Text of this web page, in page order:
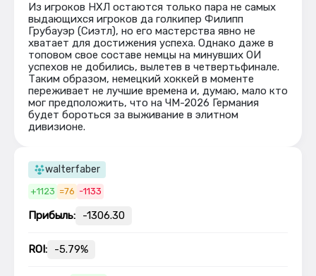
Из игроков НХЛ остаются только пара не самых
выдающихся игроков да голкипер Филипп
Грубауэр (Сиэтл), но его мастерства явно не
хватает для достижения успеха. Однако даже в
топовом свое составе немцы на минувших ОИ
успехов не добились, вылетев в четвертьфинале.
Таким образом, немецкий хоккей в моменте
переживает не лучшие времена и, думаю, мало кто
мог предположить, что на ЧМ-2026 Германия
будет бороться за выживание в элитном
дивизионе.
walterfaber
+1123 =76 -1133
Прибыль: -1306.30
ROI: -5.79%